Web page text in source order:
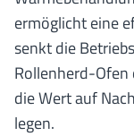
ermöglicht eine
senkt die
Rollenherd-Ofen
die Wert auf
legen.